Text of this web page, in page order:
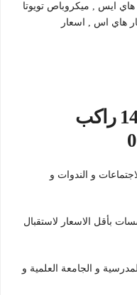
, تويوتا هاي ايس , ميكروباص تويوتا
هاي اس , اسعار
ايجار ميكروباص فاخر 14 راكب
و الندوات و
بأقل الاسعار لاستقبال
و الجامعة العلمية و